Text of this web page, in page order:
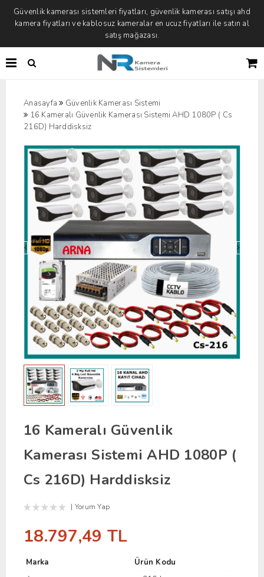
Güvenlik kamerası sistemleri fiyatları, güvenlik kamerası satışı ahd
kamera fiyatları ve kablosuz kameralar en ucuz fiyatları ile satın al
satış mağazası.
Anasayfa
Güvenlik Kamerası Sistemi
16 Kameralı Güvenlik Kamerası Sistemi AHD 1080P ( Cs
216D) Harddisksiz
16 Kameralı Güvenlik
Kamerası Sistemi AHD 1080P (
Cs 216D) Harddisksiz
Yorum Yap
18.797,49 TL
Marka
Ürün Kodu